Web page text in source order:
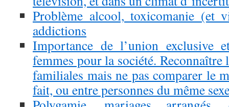
Problème alcool, toxicomanie (et
addictions
Importance de l’union exclusive
femmes pour la société. Reconnaître
familiales mais ne pas comparer le
fait, ou entre personnes du même